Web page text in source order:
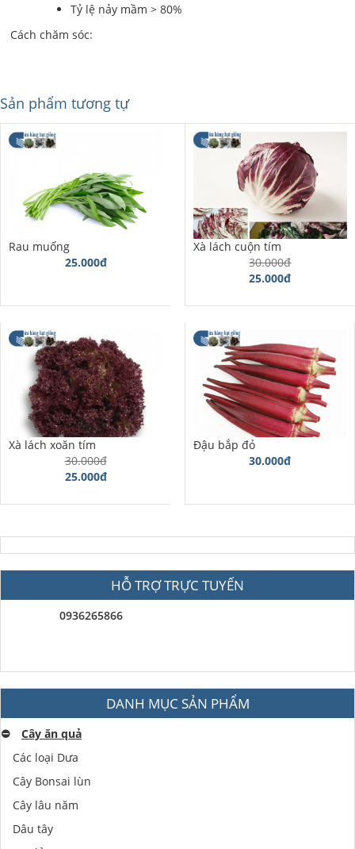
Tỷ lệ nảy mầm > 80%
Cách chăm sóc:
Sản phẩm tương tự
Rau muống
25.000đ
Xà lách cuộn tím
30.000đ
25.000đ
Xà lách xoăn tím
30.000đ
25.000đ
Đậu bắp đỏ
30.000đ
HỖ TRỢ TRỰC TUYẾN
0936265866
DANH MỤC SẢN PHẨM
⛔️
Cây ăn quả
Các loại Dưa
Cây Bonsai lùn
Cây lâu năm
Dâu tây